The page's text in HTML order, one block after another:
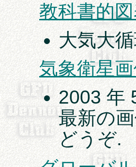
教科書的
大気大
気象衛星
2003 年
最新の
どうぞ.